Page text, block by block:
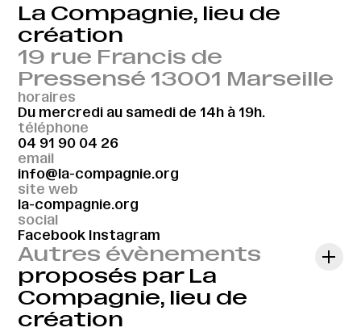
La Compagnie, lieu de
création
19 rue Francis de
Pressensé 13001 Marseille
horaires
Du mercredi au samedi de 14h à 19h.
téléphone
04 91 90 04 26
email
info@la-compagnie.org
site web
la-compagnie.org
social
Facebook Instagram
Autres évènements
proposés par La
Compagnie, lieu de
création